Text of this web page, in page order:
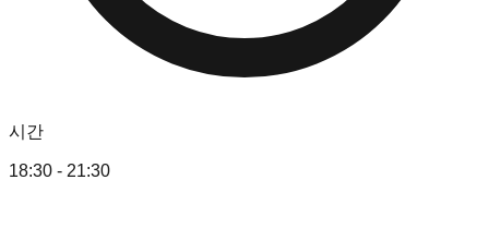
시간
18:30 - 21:30